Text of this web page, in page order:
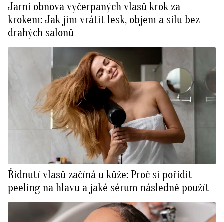
Jarní obnova vyčerpaných vlasů krok za
krokem: Jak jim vrátit lesk, objem a sílu bez
drahých salonů
Řídnutí vlasů začíná u kůže: Proč si pořídit
peeling na hlavu a jaké sérum následně použít